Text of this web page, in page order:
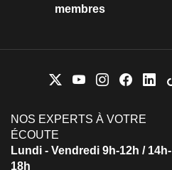
membres
NOS EXPERTS À VOTRE
ÉCOUTE
Lundi - Vendredi 9h-12h / 14h-
18h